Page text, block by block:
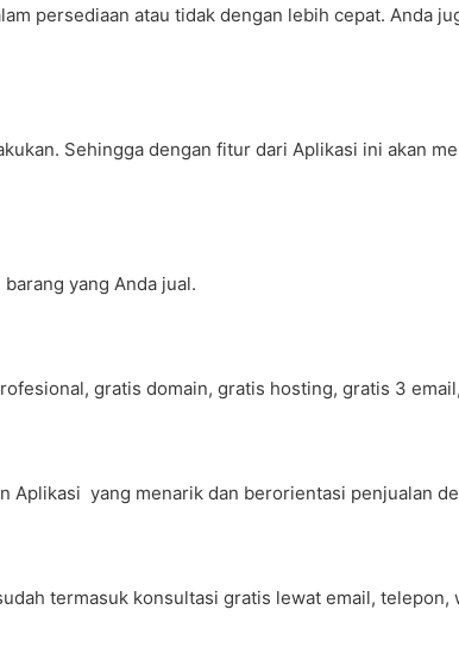
persediaan atau tidak dengan lebih cepat. Anda
Sehingga dengan fitur dari Aplikasi ini akan
yang Anda jual.
gratis domain, gratis hosting, gratis 3
yang menarik dan berorientasi penjualan
termasuk konsultasi gratis lewat email,